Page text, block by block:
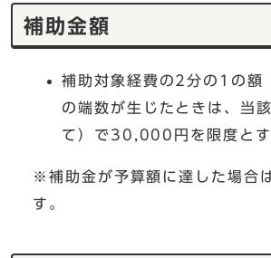
補助金額
補助対象経費の2分の1の
の端数が生じたときは、当
て）で30,000円を限度とす
※補助金が予算額に達した場合
す。